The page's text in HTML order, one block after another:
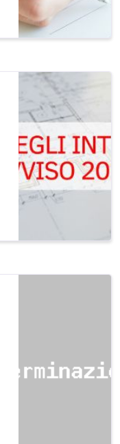
DI INIZIATIVA
AI SENSI